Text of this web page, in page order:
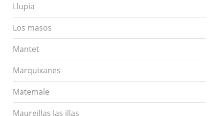
Llupia
Los masos
Mantet
Marquixanes
Matemale
Maureillas las illas